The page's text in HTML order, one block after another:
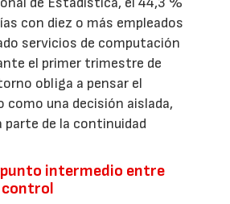
con diez o más empleados
servicios de computación
el primer trimestre de
obliga a pensar el
como una decisión aislada,
parte de la continuidad
punto intermedio entre
control